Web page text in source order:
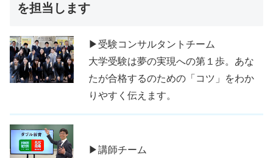
を担当します
▶受験コンサルタントチーム
大学受験は夢の実現への第１歩。あな
たが合格するのための「コツ」をわか
りやすく伝えます。
▶講師チーム